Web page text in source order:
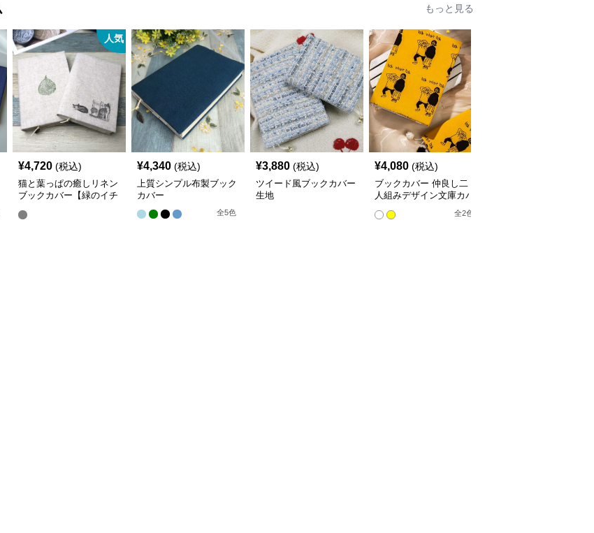
もっと見る
人気
¥4,720 (税込)
猫と葉っぱの癒しリネン
ブックカバー【緑のイチ
¥4,340 (税込)
上質シンプル布製ブック
カバー
全5色
¥3,880 (税込)
ツイード風ブックカバー
生地
¥4,080 (税込)
ブックカバー 仲良し二
人組みデザイン文庫カバ
全2色